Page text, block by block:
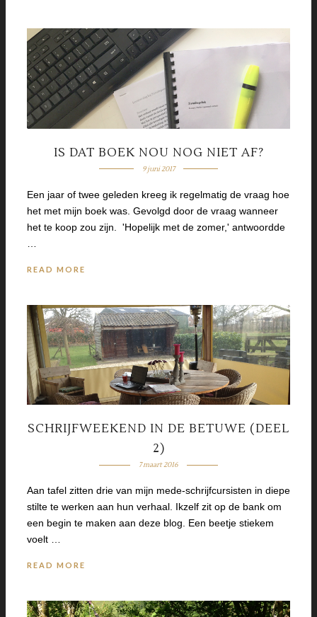
IS DAT BOEK NOU NOG NIET AF?
9 juni 2017
Een jaar of twee geleden kreeg ik regelmatig de vraag hoe
het met mijn boek was. Gevolgd door de vraag wanneer
het te koop zou zijn. 'Hopelijk met de zomer,' antwoordde
READ MORE
SCHRIJFWEEKEND IN DE BETUWE (DEEL
2)
7 maart 2016
Aan tafel zitten drie van mijn mede-schrijfcursisten in diepe
stilte te werken aan hun verhaal. Ikzelf zit op de bank om
een begin te maken aan deze blog. Een beetje stiekem
voelt …
READ MORE